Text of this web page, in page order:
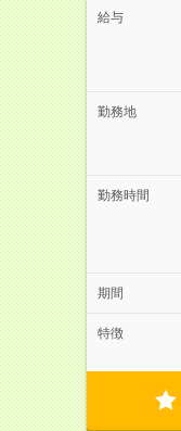
給与
勤務地
勤務時間
期間
特徴